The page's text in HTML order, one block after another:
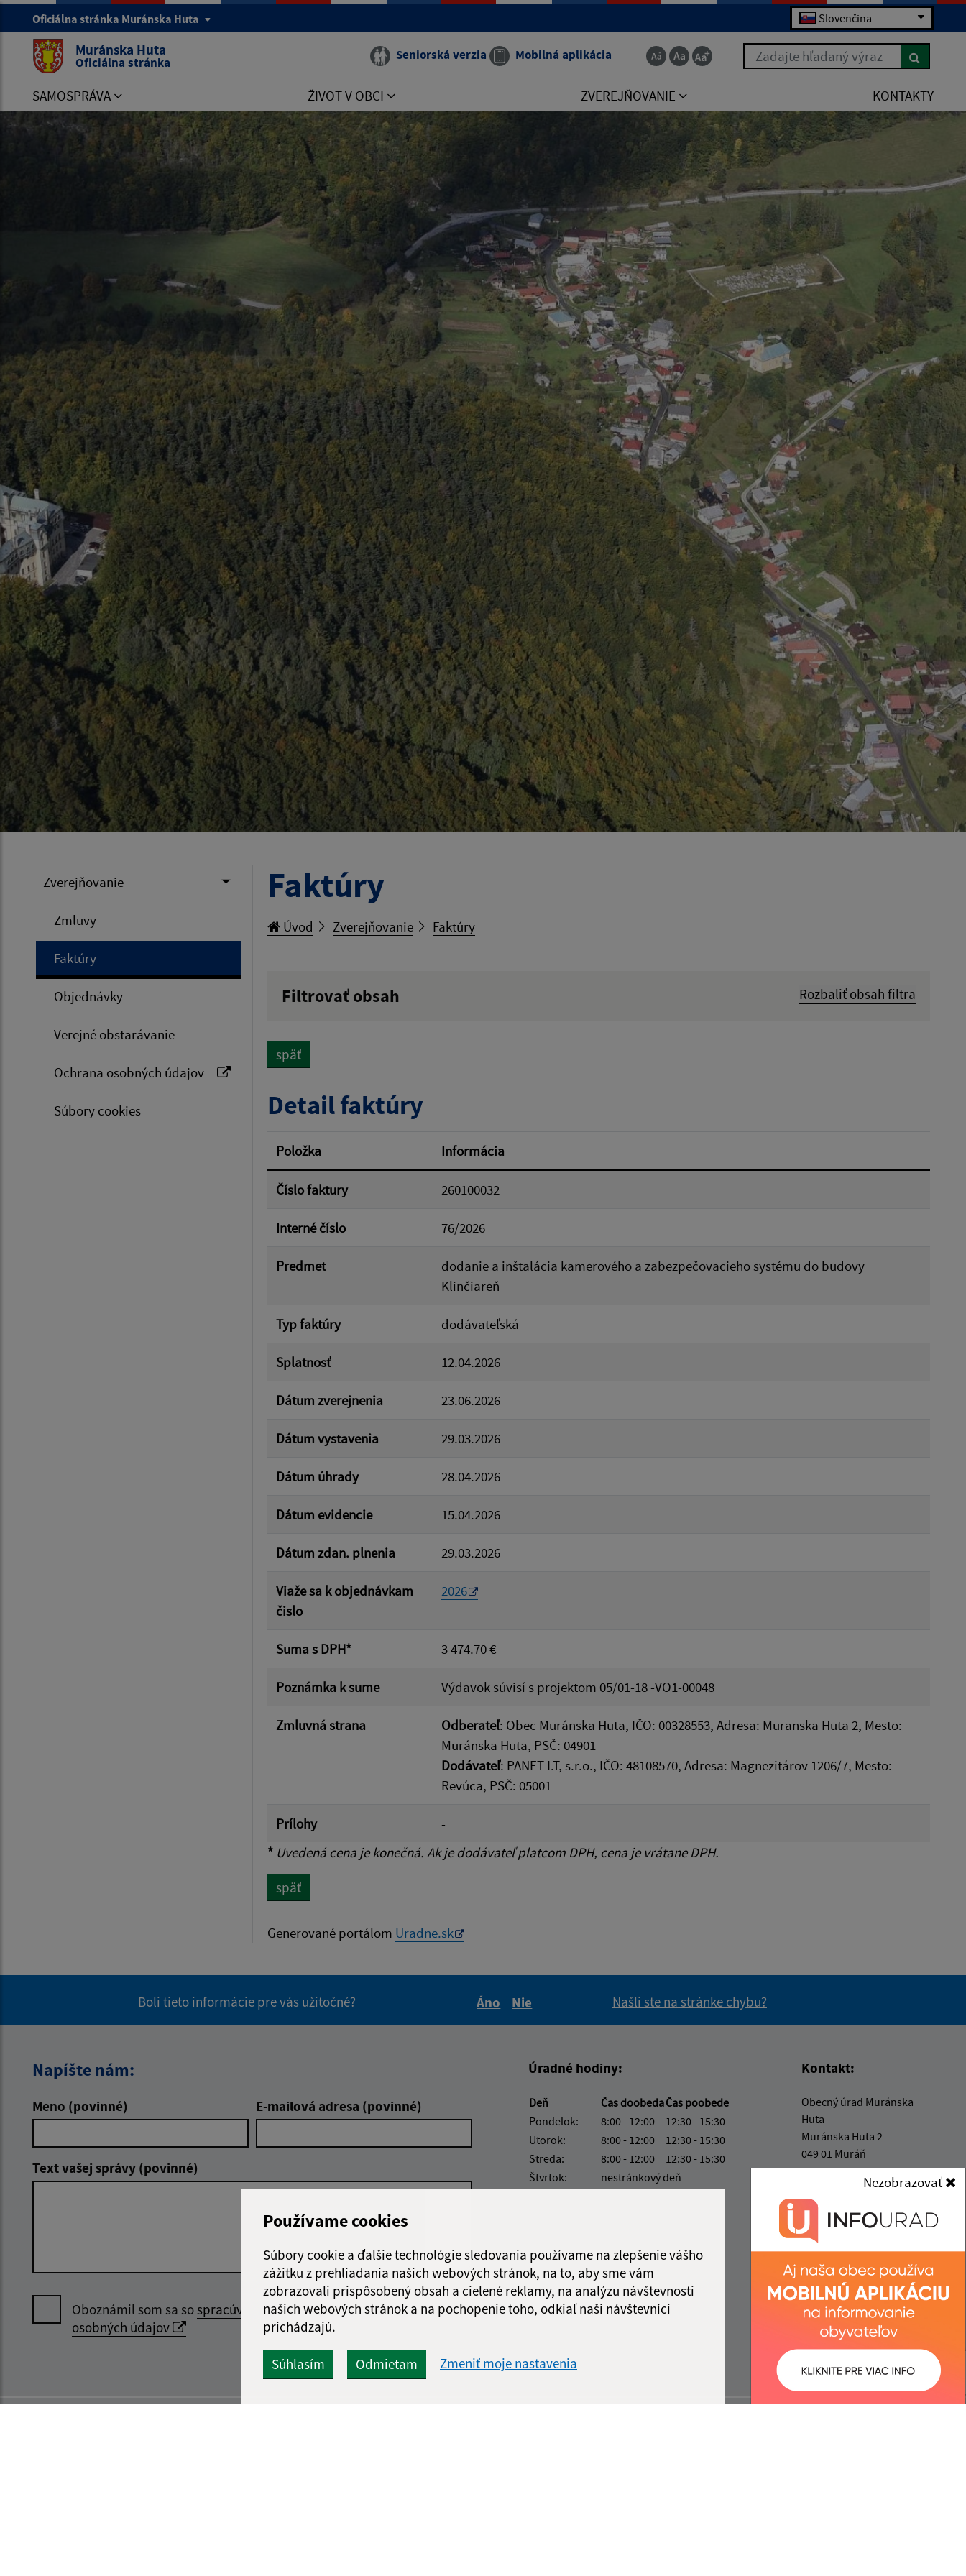
Používame cookies
Súbory cookie a ďalšie technológie sledovania používame na zlepšenie vášho
zážitku z prehliadania našich webových stránok, na to, aby sme vám
zobrazovali prispôsobený obsah a cielené reklamy, na analýzu návštevnosti
našich webových stránok a na pochopenie toho, odkiaľ naši návštevníci
prichádzajú.
Súhlasím Odmietam Zmeniť moje nastavenia
Nezobrazovať
Oficiálna stránka Muránska Huta Slovenčina
Muránska Huta
Oficiálna stránka Seniorská verzia Mobilná aplikácia Zadajte hľadaný výraz
SAMOSPRÁVA ŽIVOT V OBCI ZVEREJŇOVANIE KONTAKTY
Zverejňovanie
Zmluvy
Faktúry
Objednávky
Verejné obstarávanie
Ochrana osobných údajov
Súbory cookies
Faktúry
Úvod Zverejňovanie Faktúry
Filtrovať obsah
Rozbaliť obsah filtra
Suma od:
Filtrovať
späť
Detail faktúry
Položka Informácia
Číslo faktury 260100032
Interné číslo 76/2026
Predmet
dodanie a inštalácia kamerového a zabezpečovacieho systému do budovy
Klinčiareň
Typ faktúry dodávateľská
Splatnosť 12.04.2026
Dátum zverejnenia 23.06.2026
Dátum vystavenia 29.03.2026
Dátum úhrady 28.04.2026
Dátum evidencie 15.04.2026
Dátum zdan. plnenia 29.03.2026
Viaže sa k objednávkam
čislo
2026
Suma s DPH* 3 474.70 €
Poznámka k sume Výdavok súvisí s projektom 05/01-18 -VO1-00048
Zmluvná strana Odberateľ: Obec Muránska Huta, IČO: 00328553, Adresa: Muranska Huta 2, Mesto:
Muránska Huta, PSČ: 04901
Dodávateľ: PANET I.T, s.r.o., IČO: 48108570, Adresa: Magnezitárov 1206/7, Mesto:
Revúca, PSČ: 05001
Prílohy
-
* Uvedená cena je konečná. Ak je dodávateľ platcom DPH, cena je vrátane DPH.
späť
Generované portálom Uradne.sk
Boli tieto informácie pre vás užitočné?
Áno
Nie
Našli ste na stránke chybu?
Napíšte nám:
Meno (povinné) E-mailová adresa (povinné)
Text vašej správy (povinné)
Oboznámil som sa sospracúvaním
osobných údajov
Google reCaptcha Response
Odoslať správu
Úradné hodiny:
Deň Čas doobedaČas poobede
Pondelok:
8:00 - 12:00
12:30 - 15:30
Utorok:
8:00 - 12:00
12:30 - 15:30
Streda:
8:00 - 12:00
12:30 - 15:30
Štvrtok:
nestránkový deň
12:30 - 15:30
Kontakt:
Obecný úrad Muránska
Huta
Muránska Huta 2
049 01 Muráň
info@muranskahuta.sk
+421 584 494 124
IČO: 00328553